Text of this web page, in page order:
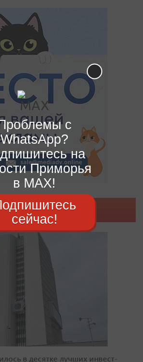
в десятке лучших инвест-
с
WhatsApp?
на
Приморья
в MAX!
сейчас!